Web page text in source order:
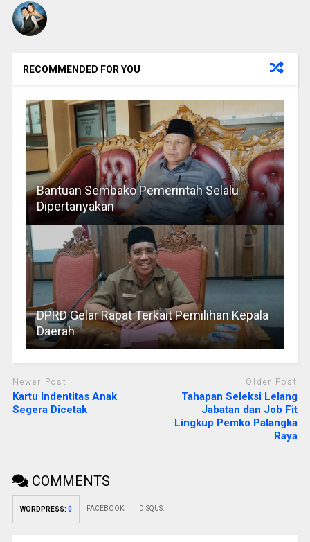
RECOMMENDED FOR YOU
Bantuan Sembako Pemerintah Selalu
Dipertanyakan
DPRD Gelar Rapat Terkait Pemilihan Kepala
Daerah
Newer Post
Kartu Indentitas Anak
Segera Dicetak
Older Post
Tahapan Seleksi Lelang
Jabatan dan Job Fit
Lingkup Pemko Palangka
Raya
COMMENTS
WORDPRESS: 0 FACEBOOK: DISQUS: